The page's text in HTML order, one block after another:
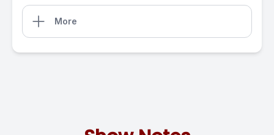
More